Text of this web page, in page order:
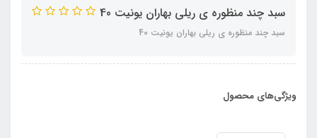
سبد چند منظوره ی ریلی بهاران یونیت 40
سبد چند منظوره ی ریلی بهاران یونیت 40
ویژگی‌های محصول